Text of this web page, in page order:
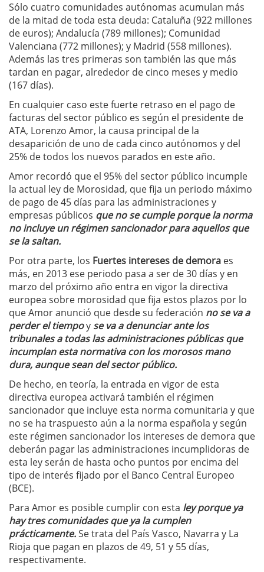
Sólo cuatro comunidades autónomas acumulan más
de la mitad de toda esta deuda: Cataluña (922 millones
de euros); Andalucía (789 millones); Comunidad
Valenciana (772 millones); y Madrid (558 millones).
Además las tres primeras son también las que más
tardan en pagar, alrededor de cinco meses y medio
(167 días).
En cualquier caso este fuerte retraso en el pago de
facturas del sector público es según el presidente de
ATA, Lorenzo Amor, la causa principal de la
desaparición de uno de cada cinco autónomos y del
25% de todos los nuevos parados en este año.
Amor recordó que el 95% del sector público incumple
la actual ley de Morosidad, que fija un periodo máximo
de pago de 45 días para las administraciones y
empresas públicos que no se cumple porque la norma
no incluye un régimen sancionador para aquellos que
se la saltan.
Por otra parte, los Fuertes intereses de demora es
más, en 2013 ese periodo pasa a ser de 30 días y en
marzo del próximo año entra en vigor la directiva
europea sobre morosidad que fija estos plazos por lo
que Amor anunció que desde su federación no se va a
perder el tiempoy se va a denunciar ante los
tribunales a todas las administraciones públicas que
incumplan esta normativa con los morosos mano
dura, aunque sean del sector público.
De hecho, en teoría, la entrada en vigor de esta
directiva europea activará también el régimen
sancionador que incluye esta norma comunitaria y que
no se ha traspuesto aún a la norma española y según
este régimen sancionador los intereses de demora que
deberán pagar las administraciones incumplidoras de
esta ley serán de hasta ocho puntos por encima del
tipo de interés fijado por el Banco Central Europeo
(BCE).
Para Amor es posible cumplir con esta ley porque ya
hay tres comunidades que ya la cumplen
prácticamente.Se trata del País Vasco, Navarra y La
Rioja que pagan en plazos de 49, 51 y 55 días,
respectivamente.